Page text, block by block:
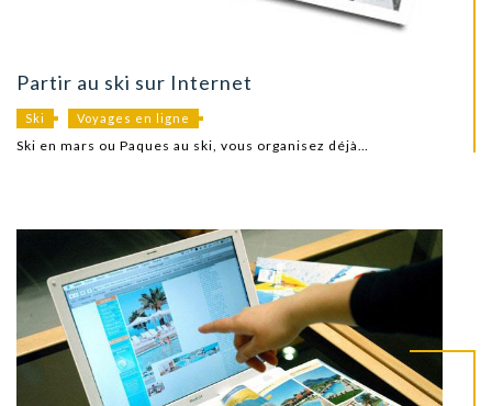
Partir au ski sur Internet
Ski Voyages en ligne
Ski en mars ou Paques au ski, vous organisez déjà…